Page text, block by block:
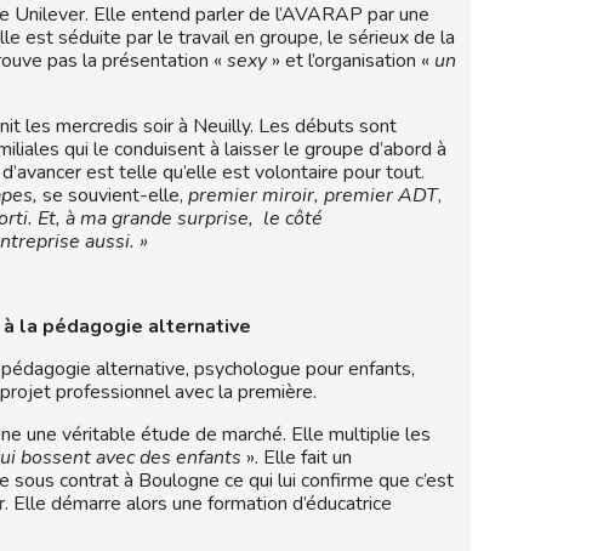
Elle entend parler de l’AVARAP par une
est séduite par le travail en groupe, le sérieux de la
pas la présentation « sexy» et l’organisation « un
les mercredis soir à Neuilly. Les débuts sont
qui le conduisent à laisser le groupe d’abord à
est telle qu’elle est volontaire pour tout.
se souvient-elle, premier miroir, premier ADT,
Et, à ma grande surprise, le côté
aussi. »
la pédagogie alternative
alternative, psychologue pour enfants,
professionnel avec la première.
une véritable étude de marché. Elle multiplie les
bossent avec des enfants ». Elle fait un
contrat à Boulogne ce qui lui confirme que c’est
démarre alors une formation d’éducatrice